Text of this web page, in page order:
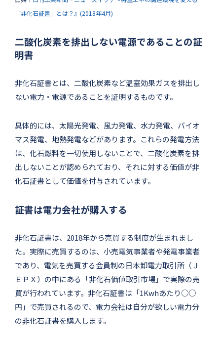
「非化石証書」とは？』(2018年4月)
二酸化炭素を排出しない電源であることの証
明書
非化石証書とは、二酸化炭素など温室効果ガスを排出し
ない電力・電源であることを証明するものです。
具体的には、太陽光発電、風力発電、水力発電、バイオ
マス発電、地熱発電などがあります。これらの発電方法
は、化石燃料を一切使用しないことで、二酸化炭素を排
出しないことが認められており、それに対する価値が非
化石証書として価値を付与されています。
証書は電力会社が購入する
非化石証書は、2018年から売買する制度が生まれまし
た。実際に売買するのは、小売電気事業者や発電事業者
であり、電気を売買する会員制の日本卸電力取引所（Ｊ
ＥＰＸ）の中にある「非化石価値取引市場」で実際の売
買が行われています。非化石証書は「1Kwhあたり○○
円」で売買されるので、電力会社は自分が欲しい電力分
の非化石証書を購入します。